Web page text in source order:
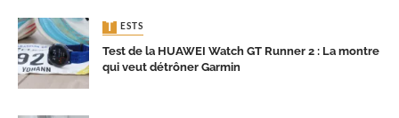
TESTS
Test de la HUAWEI Watch GT Runner 2 : La montre
qui veut détrôner Garmin